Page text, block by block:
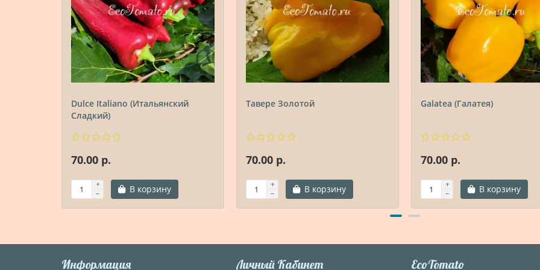
Dulce Italiano (Итальянский
Сладкий)
70.00 р.
В корзину
Тавере Золотой
70.00 р.
В корзину
Galatea (Галатея)
70.00 р.
В корзину
Информация Личный Кабинет EcoTomato